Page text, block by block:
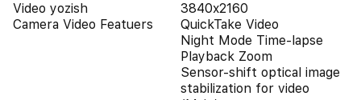
Video yozish
3840x2160
Camera Video Featuers
QuickTake Video
Night Mode Time-lapse
Playback Zoom
Sensor-shift optical image
stabilization for video